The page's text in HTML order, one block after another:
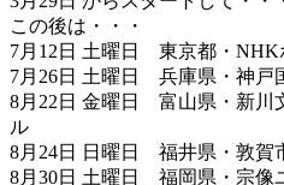
この後は・・・
7月12日 土曜日 東京都・NHK
7月26日 土曜日 兵庫県・神
8月22日 金曜日 富山県・新
ル
8月24日 日曜日 福井県・敦
8月30日 土曜日 福岡県・宗